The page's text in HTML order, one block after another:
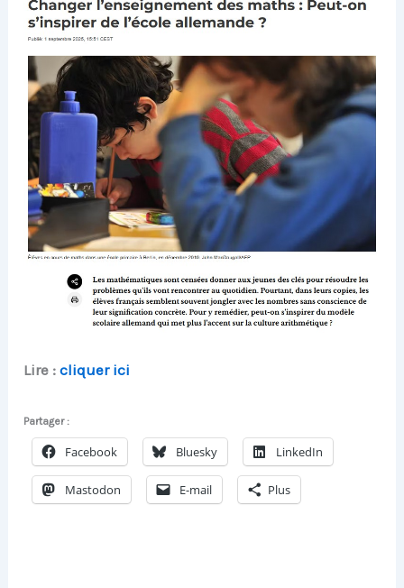
Lire :cliquer ici
Partager :
Facebook Bluesky LinkedIn
Mastodon E-mail Plus